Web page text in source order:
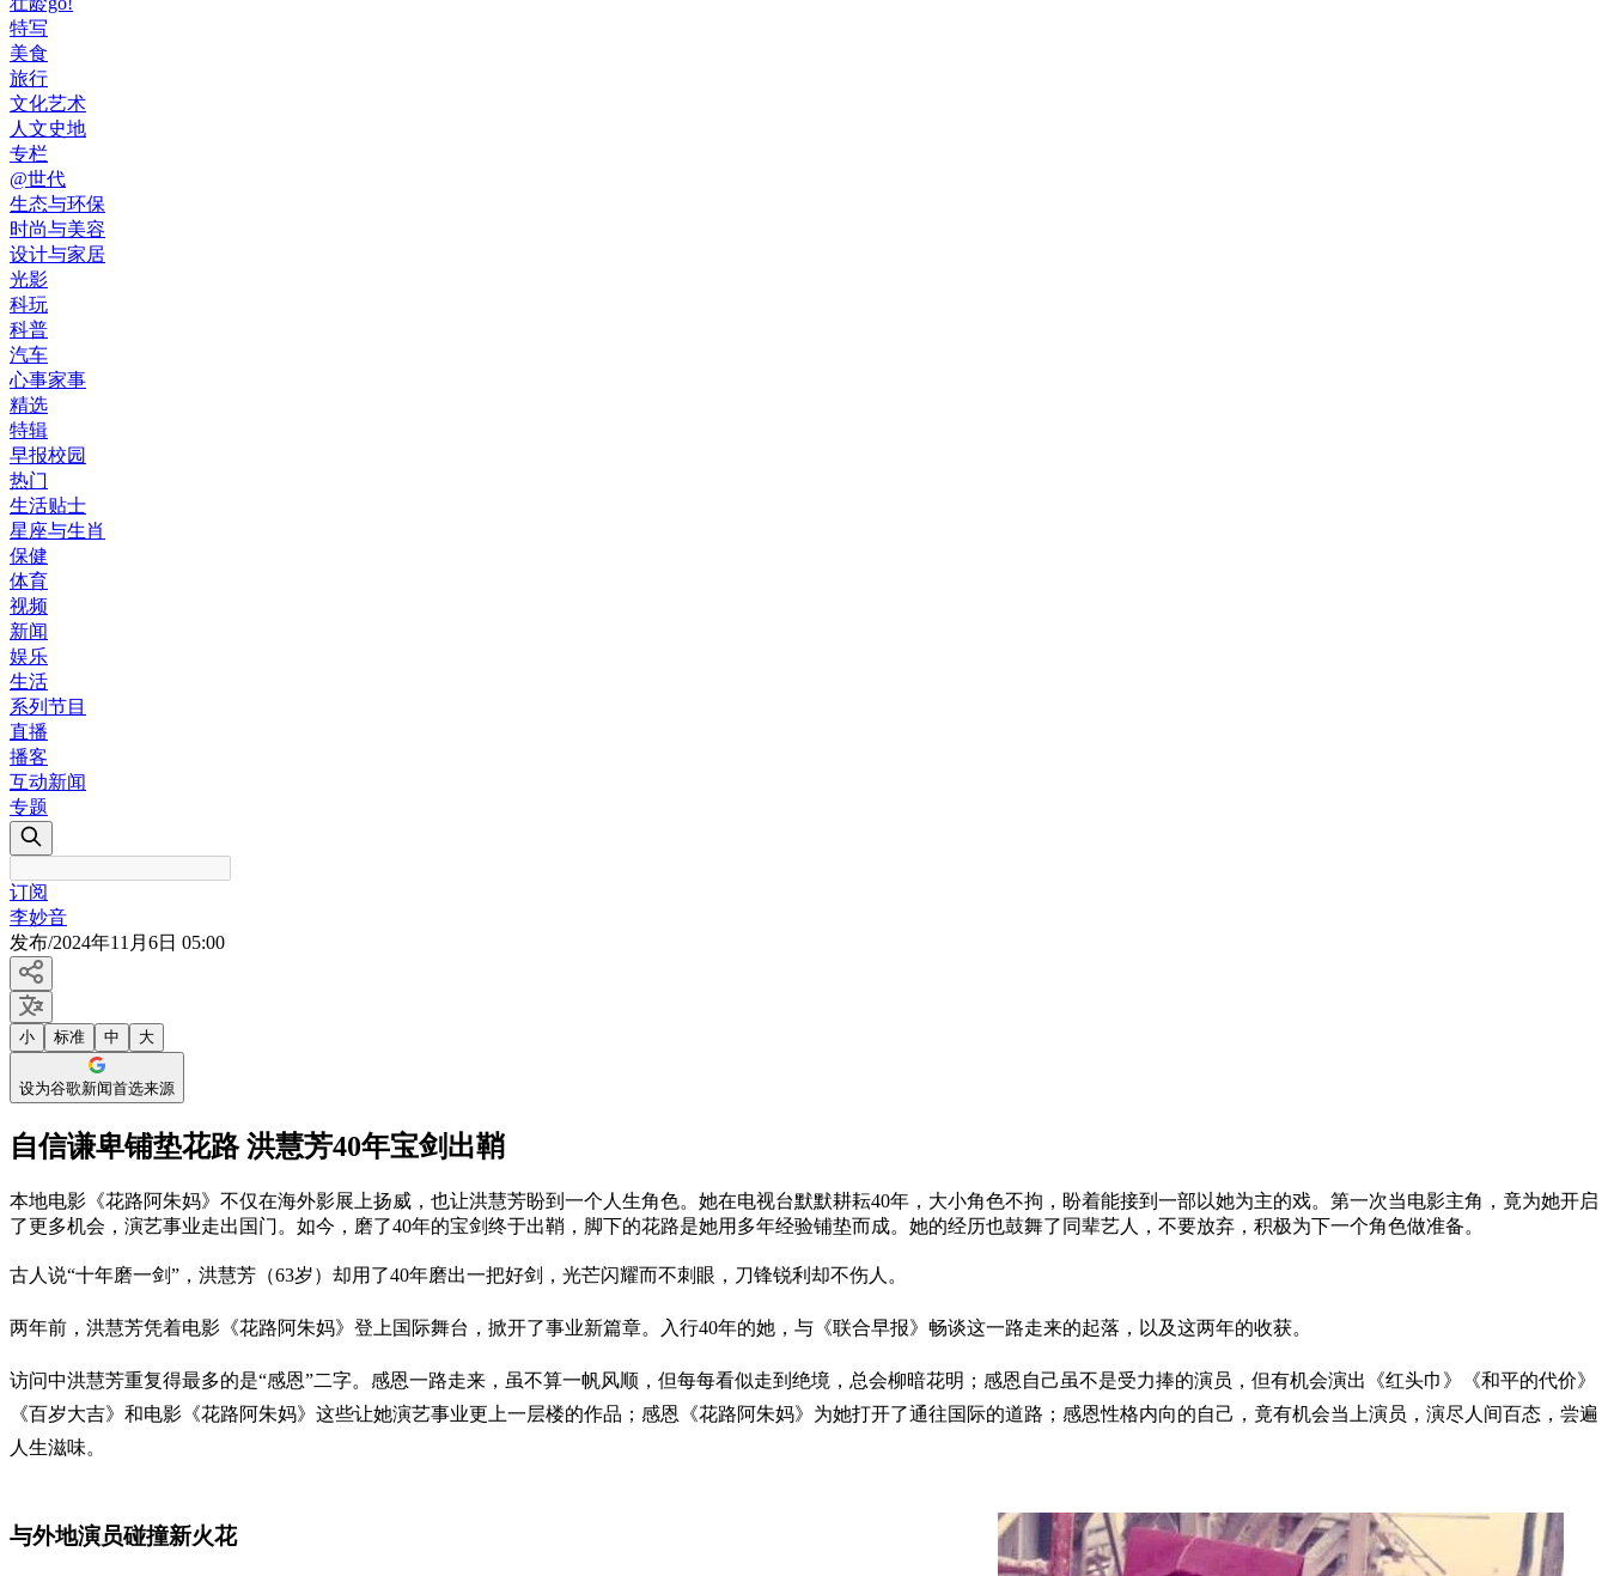
特写
美食
旅行
文化艺术
人文史地
专栏
@世代
生态与环保
时尚与美容
设计与家居
光影
科玩
科普
汽车
心事家事
精选
特辑
早报校园
热门
生活贴士
星座与生肖
保健
体育
视频
新闻
娱乐
生活
系列节目
直播
播客
互动新闻
专题
订阅
李妙音
发布/2024年11月6日 05:00
小 标准 中 大
设为谷歌新闻首选来源
自信谦卑铺垫花路 洪慧芳40年宝剑出鞘
本地电影《花路阿朱妈》不仅在海外影展上扬威，也让洪慧芳盼到一个人生角色。她在电视台默默耕耘40年，大小角色不拘，盼着能接到一部以她为主的戏。第一次当电影主角，竟为她开启
了更多机会，演艺事业走出国门。如今，磨了40年的宝剑终于出鞘，脚下的花路是她用多年经验铺垫而成。她的经历也鼓舞了同辈艺人，不要放弃，积极为下一个角色做准备。
古人说“十年磨一剑”，洪慧芳（63岁）却用了40年磨出一把好剑，光芒闪耀而不刺眼，刀锋锐利却不伤人。
两年前，洪慧芳凭着电影《花路阿朱妈》登上国际舞台，掀开了事业新篇章。入行40年的她，与《联合早报》畅谈这一路走来的起落，以及这两年的收获。
访问中洪慧芳重复得最多的是“感恩”二字。感恩一路走来，虽不算一帆风顺，但每每看似走到绝境，总会柳暗花明；感恩自己虽不是受力捧的演员，但有机会演出《红头巾》《和平的代价》
《百岁大吉》和电影《花路阿朱妈》这些让她演艺事业更上一层楼的作品；感恩《花路阿朱妈》为她打开了通往国际的道路；感恩性格内向的自己，竟有机会当上演员，演尽人间百态，尝遍
人生滋味。
与外地演员碰撞新火花